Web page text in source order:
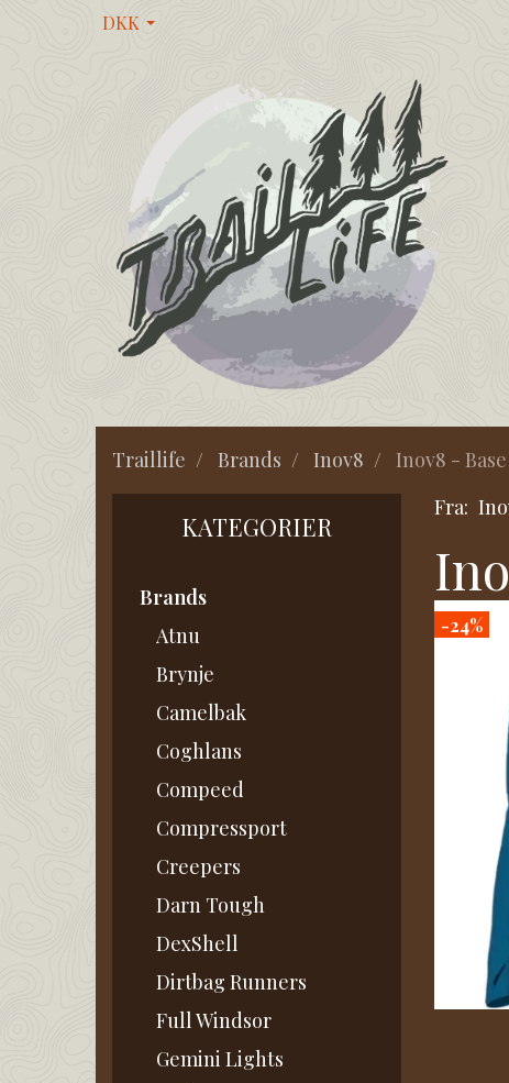
DKK
Traillife Brands Inov8 Inov8 -
KATEGORIER
Brands
Atnu
Brynje
Camelbak
Coghlans
Compeed
Compressport
Creepers
Darn Tough
DexShell
Dirtbag Runners
Full Windsor
Gemini Lights
Fra:
-24%